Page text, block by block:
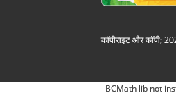
कॉपीराइट और कॉपी;
BCMath lib not